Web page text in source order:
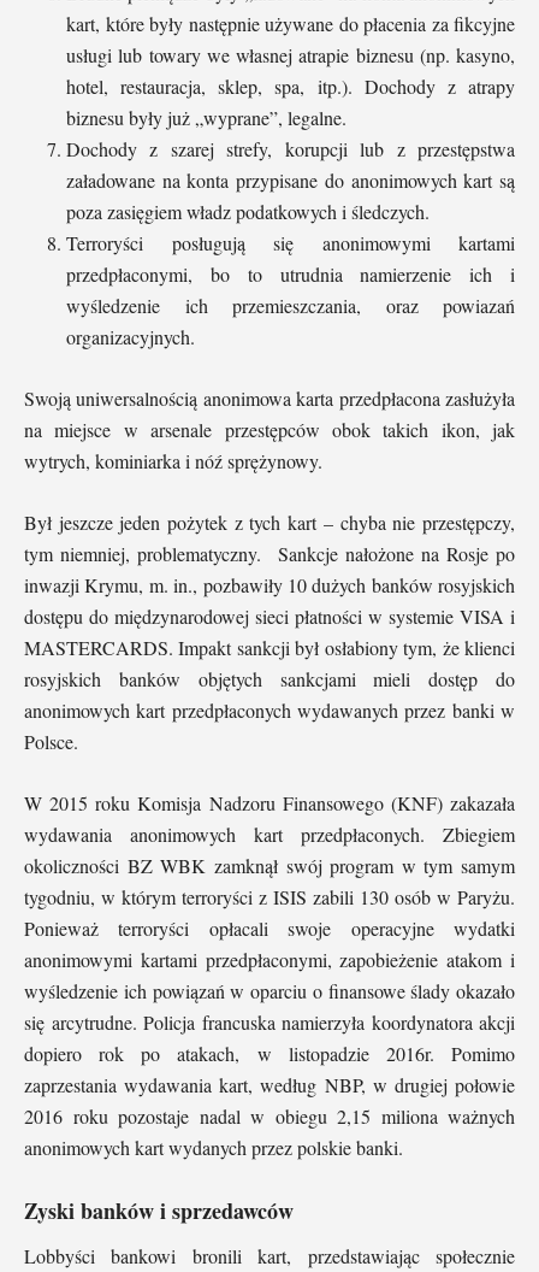
kart, które były następnie używane do płacenia za fikcyjne
usługi lub towary we własnej atrapie biznesu (np. kasyno,
hotel, restauracja, sklep, spa, itp.). Dochody z atrapy
biznesu były już „wyprane”, legalne.
Dochody z szarej strefy, korupcji lub z przestępstwa
załadowane na konta przypisane do anonimowych kart są
poza zasięgiem władz podatkowych i śledczych.
Terroryści posługują się anonimowymi kartami
przedpłaconymi, bo to utrudnia namierzenie ich i
wyśledzenie ich przemieszczania, oraz powiazań
organizacyjnych.
Swoją uniwersalnością anonimowa karta przedpłacona zasłużyła
na miejsce w arsenale przestępców obok takich ikon, jak
wytrych, kominiarka i nóź sprężynowy.
Był jeszcze jeden pożytek z tych kart – chyba nie przestępczy,
tym niemniej, problematyczny. Sankcje nałożone na Rosje po
inwazji Krymu, m. in., pozbawiły 10 dużych banków rosyjskich
dostępu do międzynarodowej sieci płatności w systemie VISA i
MASTERCARDS. Impakt sankcji był osłabiony tym, że klienci
rosyjskich banków objętych sankcjami mieli dostęp do
anonimowych kart przedpłaconych wydawanych przez banki w
Polsce.
W 2015 roku Komisja Nadzoru Finansowego (KNF) zakazała
wydawania anonimowych kart przedpłaconych. Zbiegiem
okoliczności BZ WBK zamknął swój program w tym samym
tygodniu, w którym terroryści z ISIS zabili 130 osób w Paryżu.
Ponieważ terroryści opłacali swoje operacyjne wydatki
anonimowymi kartami przedpłaconymi, zapobieżenie atakom i
wyśledzenie ich powiązań w oparciu o finansowe ślady okazało
się arcytrudne. Policja francuska namierzyła koordynatora akcji
dopiero rok po atakach, w listopadzie 2016r. Pomimo
zaprzestania wydawania kart, według NBP, w drugiej połowie
2016 roku pozostaje nadal w obiegu 2,15 miliona ważnych
anonimowych kart wydanych przez polskie banki.
Zyski banków i sprzedawców
Lobbyści bankowi bronili kart, przedstawiając społecznie